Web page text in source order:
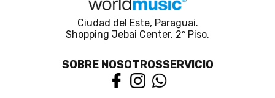
Ciudad del Este, Paraguai.
Shopping Jebai Center, 2º Piso.
SOBRE NOSOTROSSERVICIO